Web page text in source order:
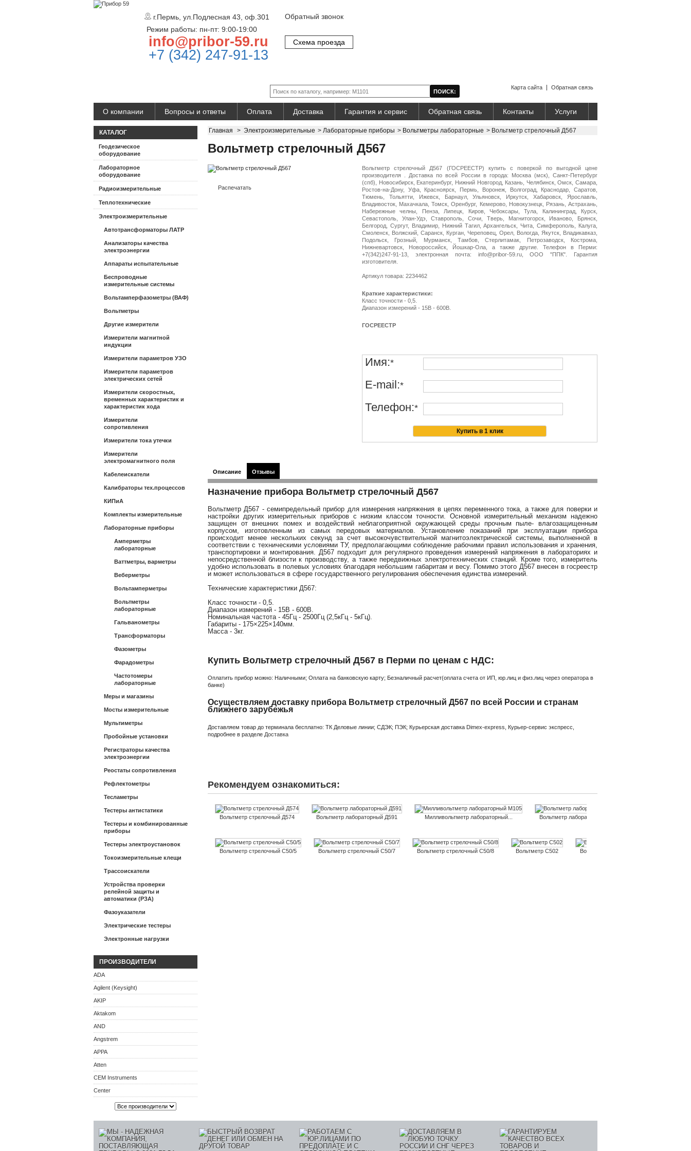
г.Пермь, ул.Подлесная 43, оф.301
Режим работы: пн-пт: 9:00-19:00
info@pribor-59.ru
+7 (342) 247-91-13
Обратный звонок
Схема проезда
Обратная связь
Карта сайта
О компании Вопросы и ответы Оплата Доставка Гарантия и сервис Обратная связь Контакты Услуги
КАТАЛОГ
Геодезическое
оборудование
Лабораторное
оборудование
Радиоизмерительные
Теплотехнические
Электроизмерительные
Автотрансформаторы ЛАТР
Анализаторы качества
электроэнергии
Аппараты испытательные
Беспроводные
измерительные системы
Вольтамперфазометры (ВАФ)
Вольтметры
Другие измерители
Измерители магнитной
индукции
Измерители параметров УЗО
Измерители параметров
электрических сетей
Измерители скоростных,
временных характеристик и
характеристик хода
Измерители
сопротивления
Измерители тока утечки
Измерители
электромагнитного поля
Кабелеискатели
Калибраторы тех.процессов
КИПиА
Комплекты измерительные
Лабораторные приборы
Амперметры
лабораторные
Ваттметры, варметры
Веберметры
Вольтамперметры
Вольтметры
лабораторные
Гальванометры
Трансформаторы
Фазометры
Фарадометры
Частотомеры
лабораторные
Меры и магазины
Мосты измерительные
Мультиметры
Пробойные установки
Регистраторы качества
электроэнергии
Реостаты сопротивления
Рефлектометры
Тесламетры
Тестеры антистатики
Тестеры и комбинированные
приборы
Тестеры электроустановок
Токоизмерительные клещи
Трассоискатели
Устройства проверки
релейной защиты и
автоматики (РЗА)
Фазоуказатели
Электрические тестеры
Электронные нагрузки
ПРОИЗВОДИТЕЛИ
ADA
Agilent (Keysight)
AKIP
Aktakom
AND
Angstrem
APPA
Atten
CEM Instruments
Center
Главная > Электроизмерительные > Лабораторные приборы > Вольтметры лабораторные > Вольтметр стрелочный Д567
Вольтметр стрелочный Д567
Распечатать
Вольтметр стрелочный Д567 (ГОСРЕЕСТР) купить с поверкой по выгодной цене
производителя . Доставка по всей России в города: Москва (мск), Санкт-Петербург
(спб), Новосибирск, Екатеринбург, Нижний Новгород, Казань, Челябинск, Омск, Самара,
Ростов-на-Дону, Уфа, Красноярск, Пермь, Воронеж, Волгоград, Краснодар, Саратов,
Тюмень, Тольятти, Ижевск, Барнаул, Ульяновск, Иркутск, Хабаровск, Ярославль,
Владивосток, Махачкала, Томск, Оренбург, Кемерово, Новокузнецк, Рязань, Астрахань,
Набережные челны, Пенза, Липецк, Киров, Чебоксары, Тула, Калининград, Курск,
Севастополь, Улан-Удэ, Ставрополь, Сочи, Тверь, Магнитогорск, Иваново, Брянск,
Белгород, Сургут, Владимир, Нижний Тагил, Архангельск, Чита, Симферополь, Калуга,
Смоленск, Волжский, Саранск, Курган, Череповец, Орел, Вологда, Якутск, Владикавказ,
Подольск, Грозный, Мурманск, Тамбов, Стерлитамак, Петрозаводск, Кострома,
Нижневартовск, Новороссийск, Йошкар-Ола, а также другие. Телефон в Перми:
+7(342)247-91-13, электронная почта: info@pribor-59.ru, ООО "ППК". Гарантия
изготовителя.
Артикул товара: 2234462
Краткие характеристики:
Класс точности - 0,5.
Диапазон измерений - 15В - 600В.
ГОСРЕЕСТР
Имя:*
E-mail:*
Телефон:*
Описание Отзывы
Назначение прибора Вольтметр стрелочный Д567
Вольтметр Д567 - семипредельный прибор для измерения напряжения в цепях переменного тока, а также для поверки и
настройки других измерительных приборов с низким классом точности. Основной измерительный механизм надежно
защищен от внешних помех и воздействий неблагоприятной окружающей среды прочным пыле- влагозащищенным
корпусом, изготовленным из самых передовых материалов. Установление показаний при эксплуатации прибора
происходит менее нескольких секунд за счет высокочувствительной магнитоэлектрической системы, выполненной в
соответствии с техническими условиями ТУ, предполагающими соблюдение рабочими правил использования и хранения,
транспортировки и монтирования. Д567 подходит для регулярного проведения измерений напряжения в лабораториях и
непосредственной близости к производству, а также передвижных электротехнических станций. Кроме того, измеритель
удобно использовать в полевых условиях благодаря небольшим габаритам и весу. Помимо этого Д567 внесен в госреестр
и может использоваться в сфере государственного регулирования обеспечения единства измерений.
Технические характеристики Д567:
Класс точности - 0,5.
Диапазон измерений - 15В - 600В.
Номинальная частота - 45Гц - 2500Гц (2,5кГц - 5кГц).
Габариты - 175×225×140мм.
Масса - 3кг.
Купить Вольтметр стрелочный Д567 в Перми по ценам с НДС:
Оплатить прибор можно: Наличными; Оплата на банковскую карту; Безналичный расчет(оплата счета от ИП, юр.лиц и физ.лиц через оператора в
банке)
Осуществляем доставку прибора Вольтметр стрелочный Д567 по всей России и странам
ближнего зарубежья
Доставляем товар до терминала бесплатно: ТК Деловые линии; СДЭК; ПЭК; Курьерская доставка Dimex-express, Курьер-сервис экспресс,
подробнее в разделе Доставка
Рекомендуем ознакомиться:
Вольтметр стрелочный Д574 Вольтметр лабораторный Д591 Милливольтметр лабораторный... Вольтметр лабораторный М106
Вольтметр стрелочный С50/5 Вольтметр стрелочный С50/7 Вольтметр стрелочный С50/8 Вольтметр С502 Вольтметр С502/1